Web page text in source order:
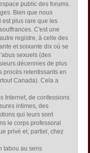
public des forums.
Bien que nous
est plus rare que les
C'est une
registre, à celle des
et soixante dix où se
sexuels (des
décennies de plus
procès retentissants en
Canada). Cela a
Internet, de confessions
intimes, des
qui leurs sont
le corps professoral
privé et, partiel, chez
tabou au sens